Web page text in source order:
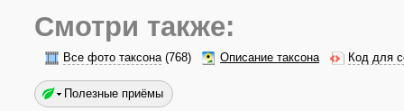
Смотри также:
Все фото таксона(768) Описание таксона Код для
Полезные приёмы